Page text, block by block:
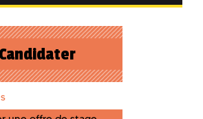
Candidater